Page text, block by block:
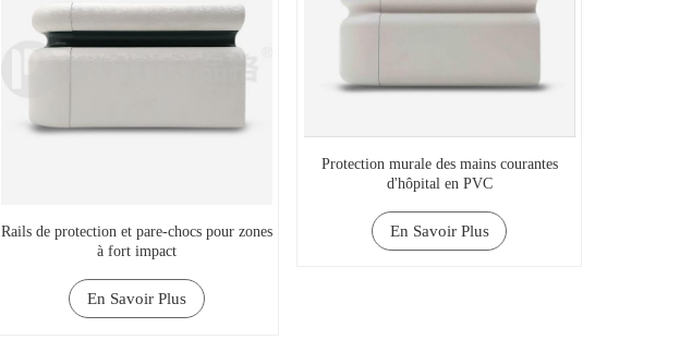
Rails de protection et pare-chocs pour zones
à fort impact
En Savoir Plus
Protection murale des mains courantes
d'hôpital en PVC
En Savoir Plus